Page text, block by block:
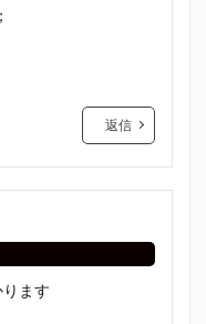
返信
ます